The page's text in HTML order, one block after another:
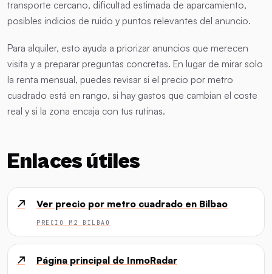
transporte cercano, dificultad estimada de aparcamiento,
posibles indicios de ruido y puntos relevantes del anuncio.
Para alquiler, esto ayuda a priorizar anuncios que merecen
visita y a preparar preguntas concretas. En lugar de mirar solo
la renta mensual, puedes revisar si el precio por metro
cuadrado está en rango, si hay gastos que cambian el coste
real y si la zona encaja con tus rutinas.
Enlaces útiles
↗ Ver precio por metro cuadrado en Bilbao
PRECIO M2 BILBAO
↗ Página principal de InmoRadar